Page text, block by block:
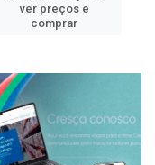
ver preços e
comprar